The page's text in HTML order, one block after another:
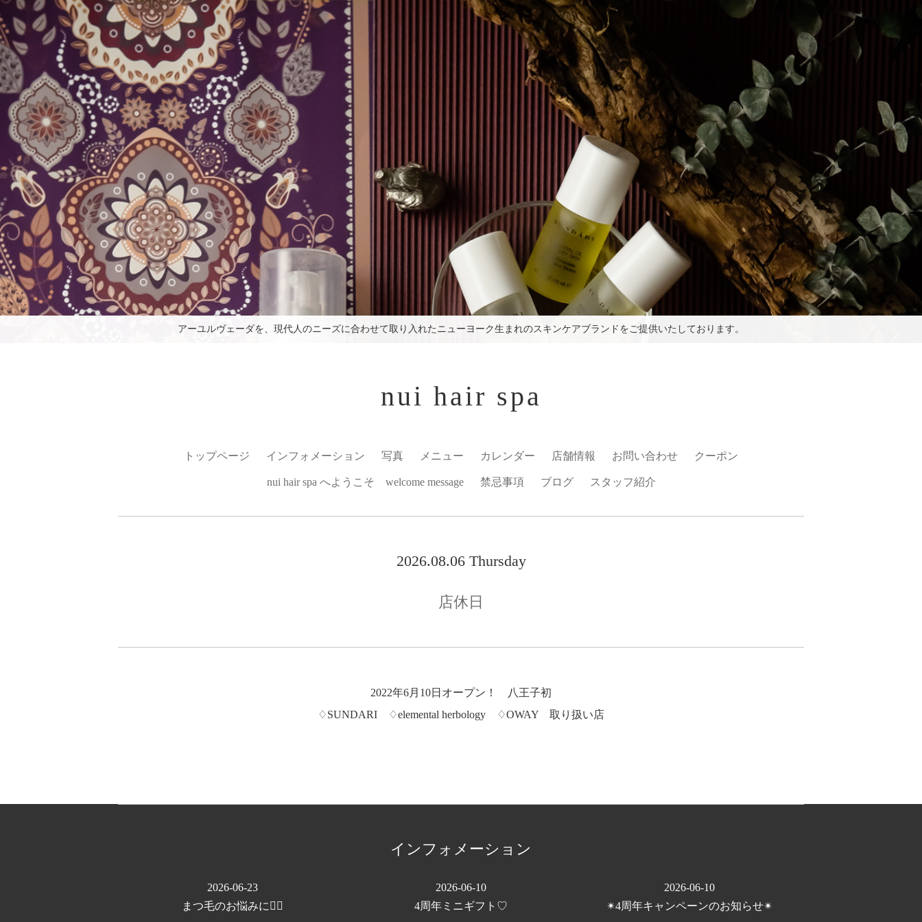
nui hair spa
トップページ インフォメーション 写真 メニュー カレンダー 店舗情報 お問い合わせ クーポン
nui hair spa へようこそ welcome message 禁忌事項 ブログ スタッフ紹介
2026.08.06 Thursday
店休日
アーユルヴェーダを、現代人のニーズに合わせて取り入れたニューヨーク生まれのスキンケアブランドをご提供いたしております。
2022年6月10日オープン！ 八王子初
♢SUNDARI ♢elemental herbology ♢OWAY 取り扱い店
インフォメーション
2026-06-23
まつ毛のお悩みに💁‍♀️
2026-06-10
4周年ミニギフト♡
2026-06-10
✴︎4周年キャンペーンのお知らせ✴︎